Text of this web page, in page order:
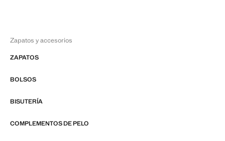
Zapatos y accesorios
ZAPATOS
BOLSOS
BISUTERÍA
COMPLEMENTOS DE PELO